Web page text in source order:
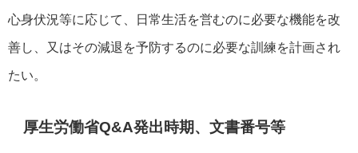
心身伏況等に応じて、日常生活を営むのに必要な機能を改
善し、又はその減退を予防するのに必要な訓練を計画され
たい。
厚生労働省Q&A発出時期、文書番号等